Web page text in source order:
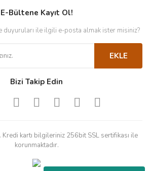
E-Bültene Kayıt Ol!
duyuruları ile ilgili e-posta almak ister misiniz?
EKLE
Bizi Takip Edin
Kredi kartı bilgileriniz 256bit SSL sertifikası ile
korunmaktadır.